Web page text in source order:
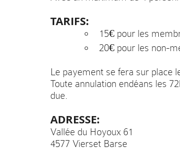
TARIFS:
15€ pour les
20€ pour les non-
Le payement se fera sur place
Toute annulation endéans les
due.
ADRESSE:
Vallée du Hoyoux 61
4577 Vierset Barse